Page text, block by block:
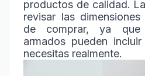
productos de calidad.
revisar las
de comprar, ya que
armados pueden
necesitas realmente.